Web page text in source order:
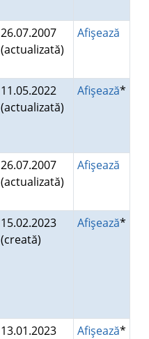
26.07.2007
(actualizată)
Afişează
11.05.2022
(actualizată)
Afişează*
26.07.2007
(actualizată)
Afişează
15.02.2023
(creată)
Afişează*
13.01.2023
Afişează*